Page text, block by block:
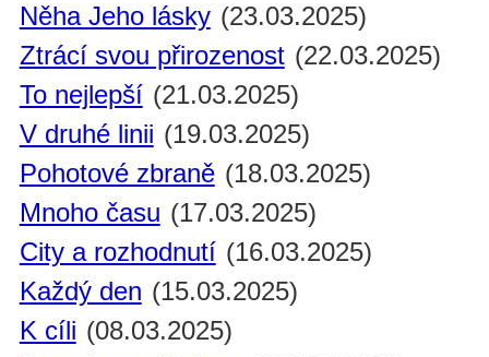
Něha Jeho lásky (23.03.2025)
Ztrácí svou přirozenost (22.03.2025)
To nejlepší (21.03.2025)
V druhé linii (19.03.2025)
Pohotové zbraně (18.03.2025)
Mnoho času (17.03.2025)
City a rozhodnutí (16.03.2025)
Každý den (15.03.2025)
K cíli (08.03.2025)